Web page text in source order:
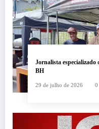
Jornalista especializado
BH
29 de julho de 2026 0